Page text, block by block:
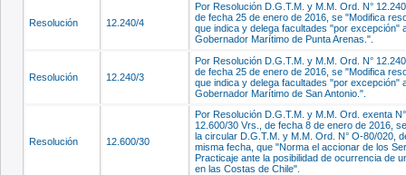
Resolución 12.240/4
Por Resolución D.G.T.M. y M.M. Ord. N°
de fecha 25 de enero de 2016, se "Modifica
que indica y delega facultades "por excepción"
Gobernador Marítimo de Punta Arenas.".
Resolución 12.240/3
Por Resolución D.G.T.M. y M.M. Ord. N°
de fecha 25 de enero de 2016, se "Modifica
que indica y delega facultades "por excepción"
Gobernador Marítimo de San Antonio.".
Resolución 12.600/30
Por Resolución D.G.T.M. y M.M. Ord. exenta N°
12.600/30 Vrs., de fecha 8 de enero de 2016,
la circular D.G.T.M. y M.M. Ord. N° O-80/020,
misma fecha, que "Norma el accionar de los
Practicaje ante la posibilidad de ocurrencia de
en las Costas de Chile".